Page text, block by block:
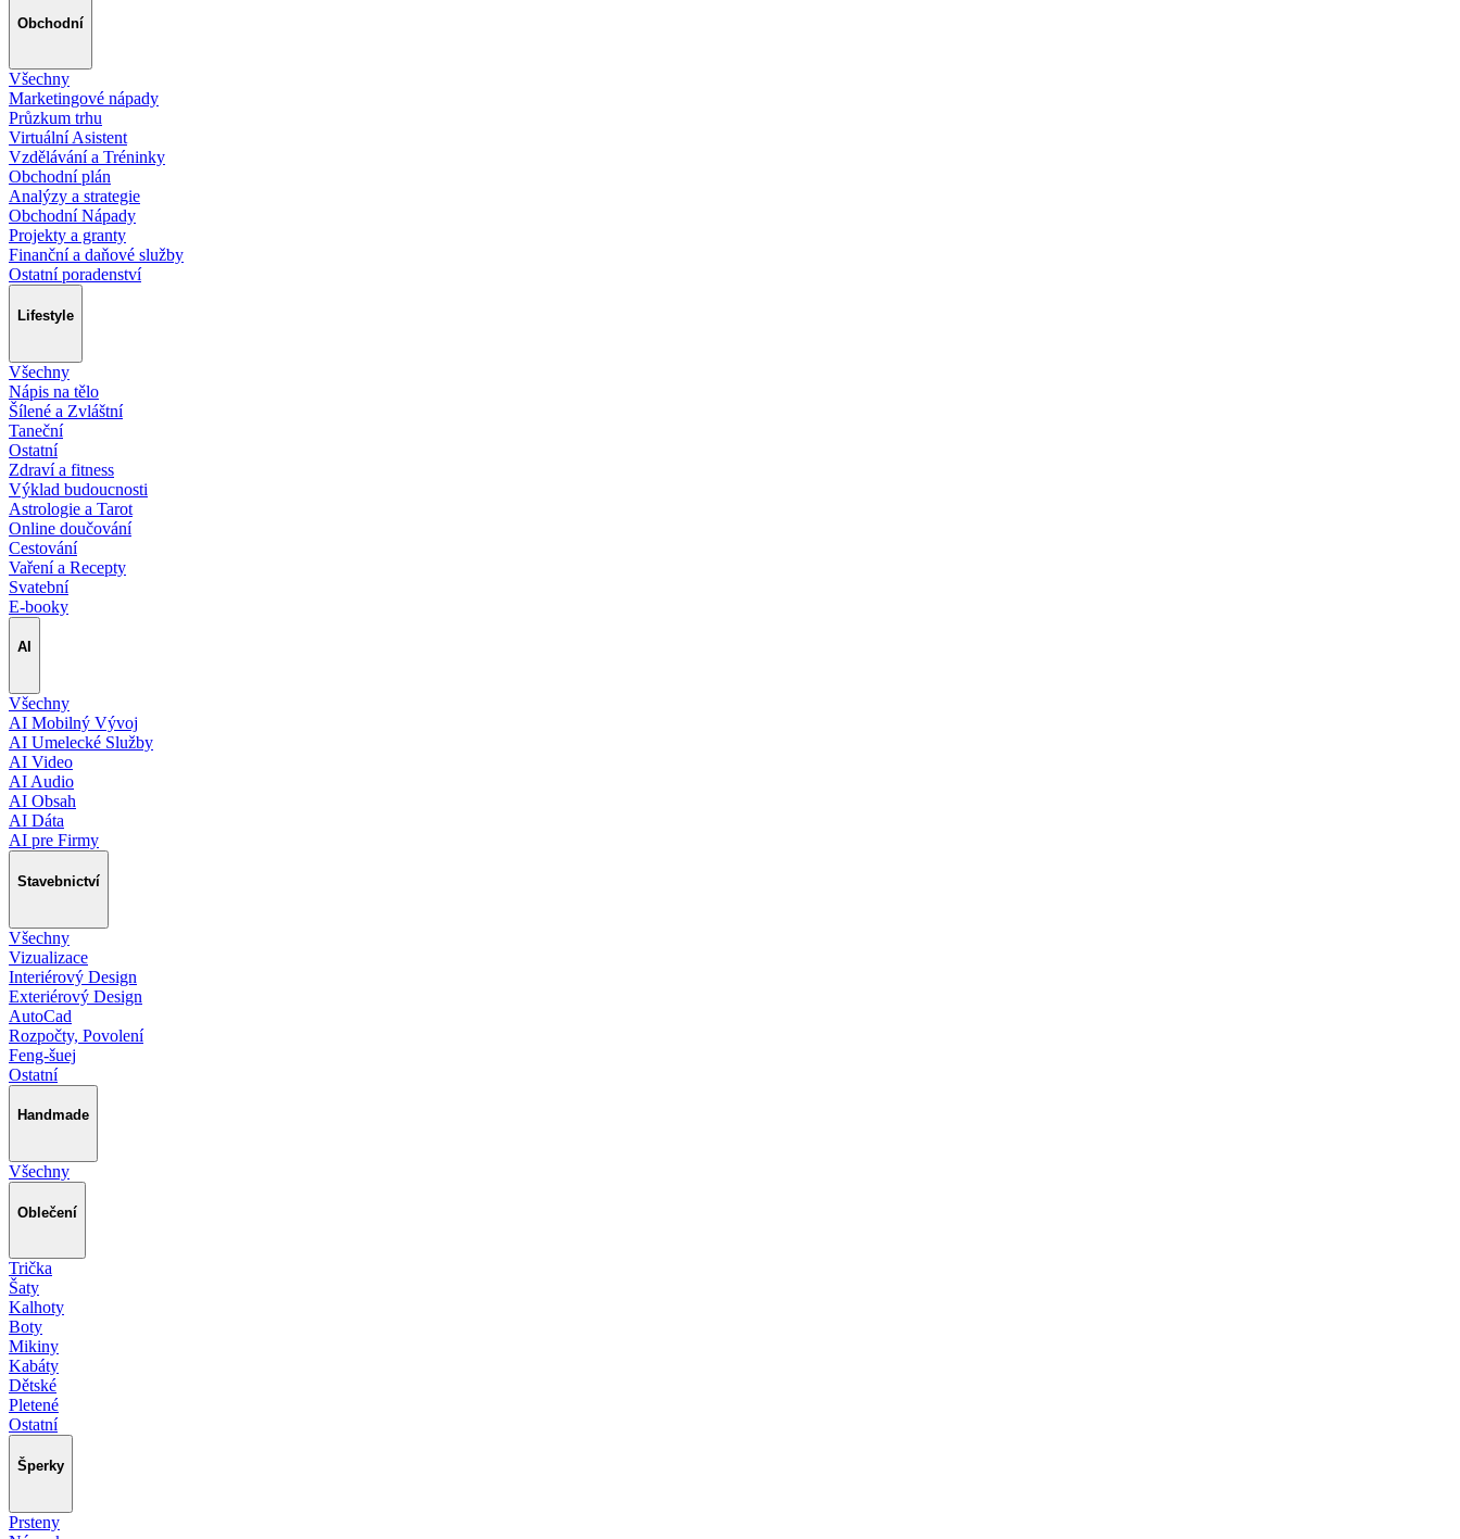
Obchodní
Všechny
Marketingové nápady
Průzkum trhu
Virtuální Asistent
Vzdělávání a Tréninky
Obchodní plán
Analýzy a strategie
Obchodní Nápady
Projekty a granty
Finanční a daňové služby
Ostatní poradenství
Lifestyle
Všechny
Nápis na tělo
Šílené a Zvláštní
Taneční
Ostatní
Zdraví a fitness
Výklad budoucnosti
Astrologie a Tarot
Online doučování
Cestování
Vaření a Recepty
Svatební
E-booky
AI
Všechny
AI Mobilný Vývoj
AI Umelecké Služby
AI Video
AI Audio
AI Obsah
AI Dáta
AI pre Firmy
Stavebnictví
Všechny
Vizualizace
Interiérový Design
Exteriérový Design
AutoCad
Rozpočty, Povolení
Feng-šuej
Ostatní
Handmade
Všechny
Oblečení
Trička
Šaty
Kalhoty
Boty
Mikiny
Kabáty
Dětské
Pletené
Ostatní
Šperky
Prsteny